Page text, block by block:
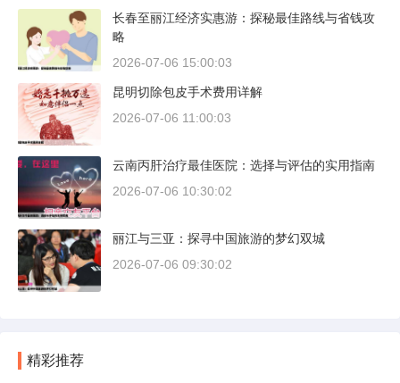
长春至丽江经济实惠游：探秘最佳路线与省钱攻
略
2026-07-06 15:00:03
昆明切除包皮手术费用详解
2026-07-06 11:00:03
云南丙肝治疗最佳医院：选择与评估的实用指南
2026-07-06 10:30:02
丽江与三亚：探寻中国旅游的梦幻双城
2026-07-06 09:30:02
精彩推荐